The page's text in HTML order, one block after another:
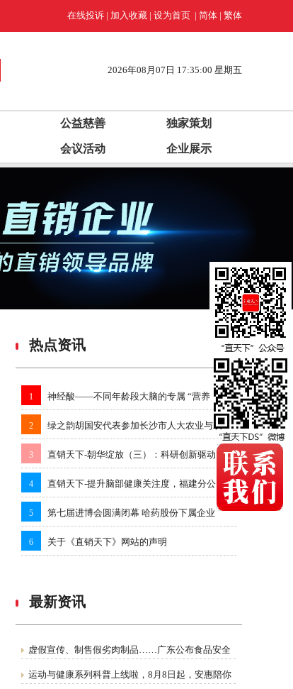
在线投诉 | 加入收藏 | 设为首页 | 简体 | 繁体
2026年08月07日 17:35:00 星期五
公益慈善 独家策划
会议活动 企业展示
热点资讯
1 神经酸——不同年龄段大脑的专属 “营养
2 绿之韵胡国安代表参加长沙市人大农业与农
3 直销天下-朝华绽放（三）：科研创新驱动
4 直销天下-提升脑部健康关注度，福建分公
5 第七届进博会圆满闭幕 哈药股份下属企业
6 关于《直销天下》网站的声明
最新资讯
虚假宣传、制售假劣肉制品……广东公布食品安全
运动与健康系列科普上线啦，8月8日起，安惠陪你